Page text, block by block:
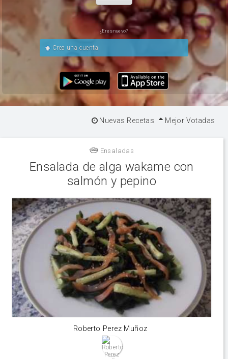
¿Eres nuevo?
Crea una cuenta
Nuevas Recetas Mejor Votadas
Ensaladas
Ensalada de alga wakame con
salmón y pepino
Roberto Perez Muñoz